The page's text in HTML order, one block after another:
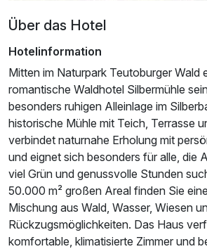
Suite/n
2 Erwachsene und 1 Kind
Über das Hotel
Hotelinformation
Mitten im Naturpark Teutoburger Wald
romantische Waldhotel Silbermühle
besonders ruhigen Alleinlage im
historische Mühle mit Teich, Terrasse
verbindet naturnahe Erholung mit
und eignet sich besonders für alle, die
viel Grün und genussvolle Stunden
50.000 m² großen Areal finden Sie
Mischung aus Wald, Wasser, Wiesen
Rückzugsmöglichkeiten. Das Haus
komfortable, klimatisierte Zimmer und